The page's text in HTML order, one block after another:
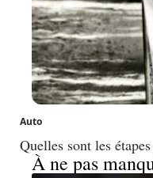
Auto
Quelles sont les
À ne pas